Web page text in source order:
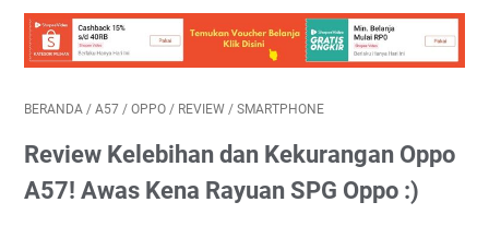
BERANDA / A57 / OPPO / REVIEW / SMARTPHONE
Review Kelebihan dan Kekurangan Oppo
A57! Awas Kena Rayuan SPG Oppo :)